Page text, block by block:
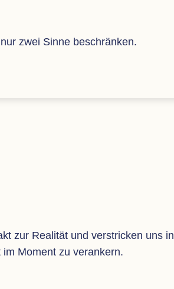
zwei Sinne beschränken.
zur Rea­li­tät und ver­stri­cken uns
Moment zu verankern.